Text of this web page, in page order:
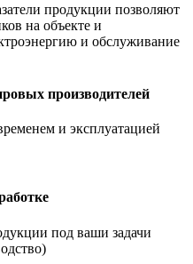
продукции позволяют
на объекте и
и обслуживание
производителей
и эксплуатацией
под ваши задачи